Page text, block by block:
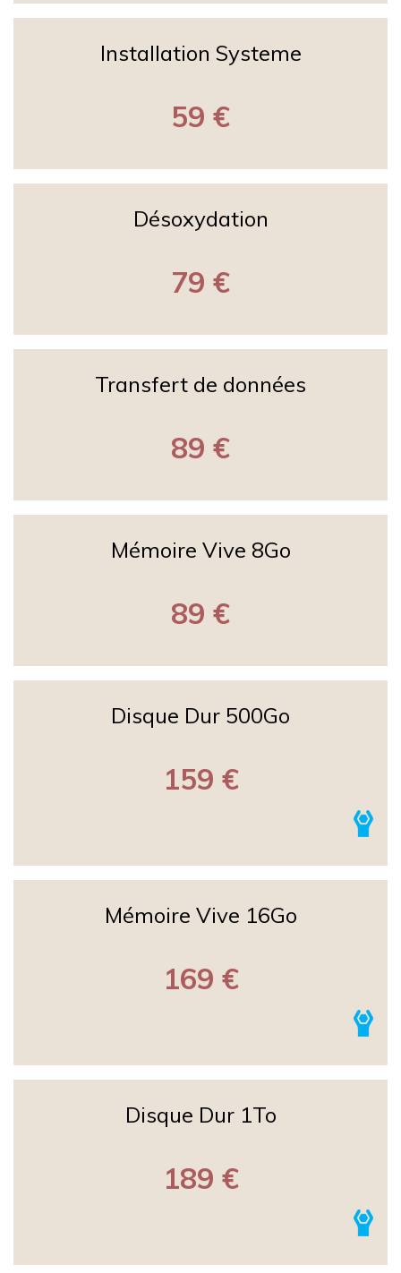
Installation Systeme
59 €
Désoxydation
79 €
Transfert de données
89 €
Mémoire Vive 8Go
89 €
Disque Dur 500Go
159 €
Mémoire Vive 16Go
169 €
Disque Dur 1To
189 €